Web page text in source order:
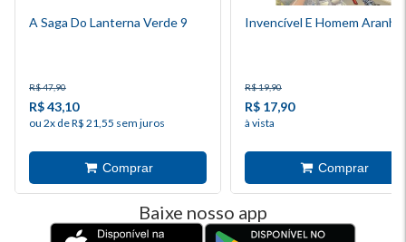
A Saga Do Lanterna Verde 9
R$ 47,90
R$ 43,10
ou 2x de R$ 21,55 sem juros
Invencível E Homem Aranha
R$ 19,90
R$ 17,90
à vista
Baixe nosso app